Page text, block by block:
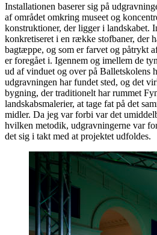
Installationen baserer sig på
af området omkring museet og
konstruktioner, der ligger i landskabet.
konkretiseret i en række stofbaner, der
bagtæppe, og som er farvet og påtrykt
er foregået i. Igennem og imellem de
ud af vinduet og over på Balletskolens
udgravningen har fundet sted, og det
bygning, der traditionelt har rummet
landskabsmalerier, at tage fat på det
midler. Da jeg var forbi var det
hvilken metodik, udgravningerne var
det sig i takt med at projektet udfoldes.